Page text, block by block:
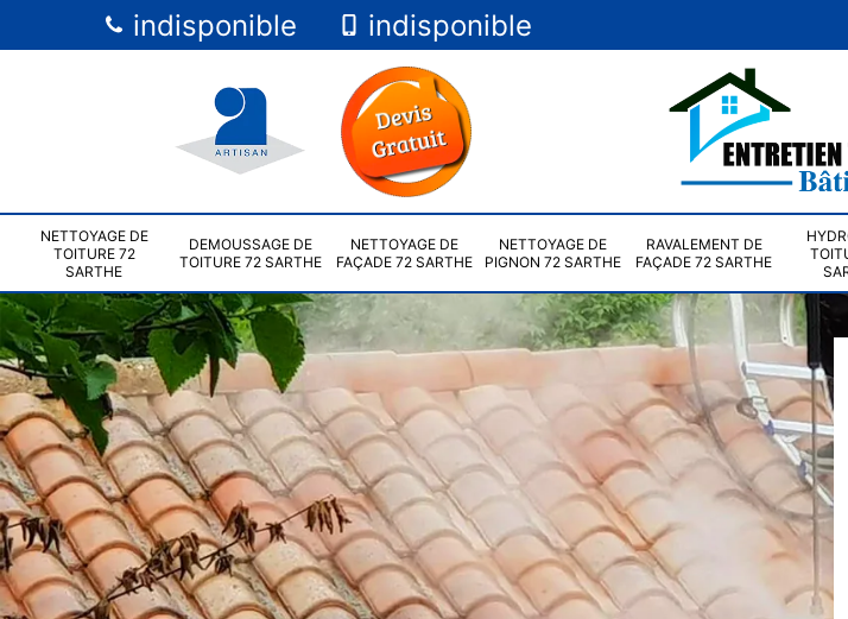
indisponible indisponible
NETTOYAGE DE
TOITURE 72
SARTHE
DEMOUSSAGE DE
TOITURE 72 SARTHE
NETTOYAGE DE
FAÇADE 72 SARTHE
NETTOYAGE DE
PIGNON 72 SARTHE
RAVALEMENT DE
FAÇADE 72 SARTHE